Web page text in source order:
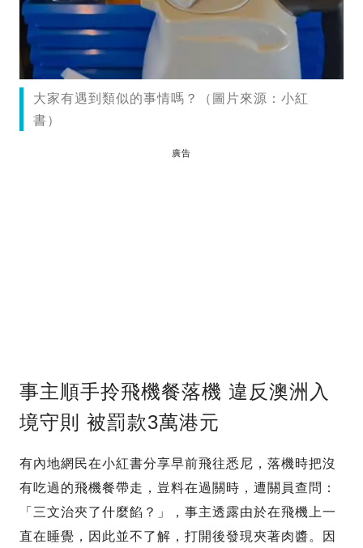
大家有遇到類似的事情嗎？（圖片來源：小紅
書）
廣告
事主順手拎飛機餐落機 違反澳洲入
境守則 被罰款3萬港元
有內地網民在小紅書分享早前飛往悉尼，落機時把沒
有吃過的飛機餐帶走，豈料在過關時，遭關員查問：
「三文治夾了什麼餡？」，事主透露由於在飛機上一
直在睡覺，因此並不了解，打開後發現夾著肉醬。因